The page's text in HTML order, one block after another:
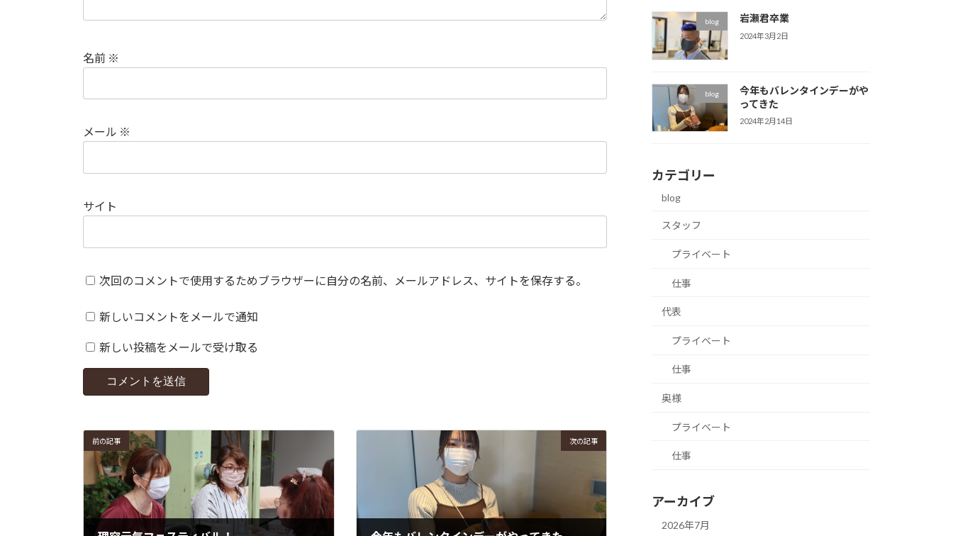
名前 ※
メール ※
サイト
次回のコメントで使用するためブラウザーに自分の名前、メールアドレス、サイトを保存する。
新しいコメントをメールで通知
新しい投稿をメールで受け取る
前の記事 次の記事
blog 岩瀬君卒業
2024年3月2日
blog
今年もバレンタインデーがや
ってきた
2024年2月14日
カテゴリー
blog
スタッフ
プライベート
仕事
代表
プライベート
仕事
奥様
プライベート
仕事
アーカイブ
2026年7月